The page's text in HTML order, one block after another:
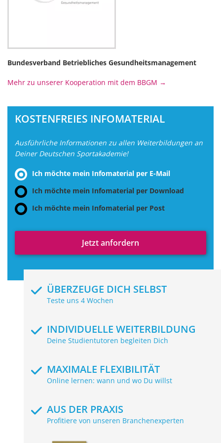
Bundesverband Betriebliches Gesundheitsmanagement
Mehr zu unserer Kooperation mit dem BBGM →
KOSTENFREIES INFOMATERIAL
Ausführliche Informationen zu allen Weiterbildungen an
Deiner Deutschen Sportakademie!
Ich möchte mein Infomaterial per E-Mail
Ich möchte mein Infomaterial per Download
Ich möchte mein Infomaterial per Post
Jetzt anfordern
ÜBERZEUGE DICH SELBST
Teste uns 4 Wochen
INDIVIDUELLE WEITERBILDUNG
Deine Studientutoren begleiten Dich
MAXIMALE FLEXIBILITÄT
Online lernen: wann und wo Du willst
AUS DER PRAXIS
Profitiere von unseren Branchenexperten